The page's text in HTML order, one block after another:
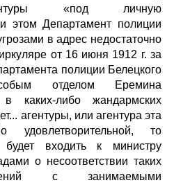
«под личную
этом Департамент полиции
в адрес недостаточно
от 16 июня 1912 г. за
полиции Белецкого
отделом Еремина
каких-либо жандармских
агентуры, или агентура эта
удовлетворительной, то
входить к министру
о несоответствии таких
с занимаемыми